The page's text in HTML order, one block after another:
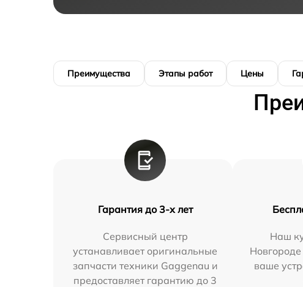
Преимущества Этапы работ Цены
Гарантия до 3-х лет
Сервисный центр
устанавливает оригинальные
запчасти техники Gaggenau и
предоставляет гарантию до 3
Наш
Новгороде
ваше